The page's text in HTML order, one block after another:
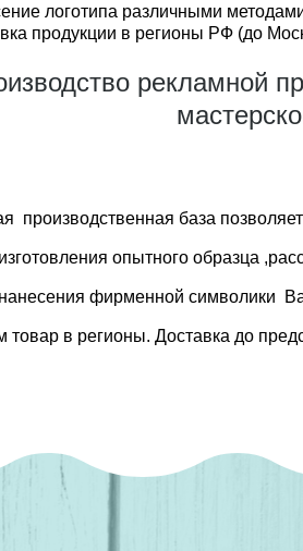
логотипа различными
продукции в регионы РФ (до
рекламной
производственная база
опытного образца
фирменной символики
товар в регионы. Доставка до